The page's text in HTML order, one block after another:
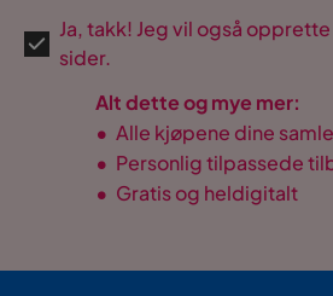
Ja, takk! Jeg vil også
sider.
Alt dette og mye mer:
• Alle kjøpene dine
• Personlig tilpassede
• Gratis og heldigitalt